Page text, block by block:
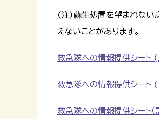
(注)蘇生処置を望まれない
えないことがあります。
救急隊への情報提供シー
救急隊への情報提供シー
救急隊への情報提供シート